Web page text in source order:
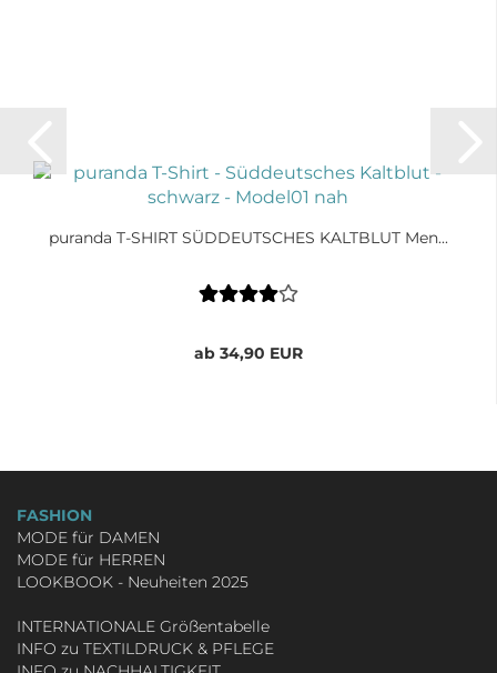
puranda T-SHIRT SÜDDEUTSCHES KALTBLUT Men...
ab 34,90 EUR
FASHION
MODE für DAMEN
MODE für HERREN
LOOKBOOK - Neuheiten 2025
INTERNATIONALE Größentabelle
INFO zu TEXTILDRUCK & PFLEGE